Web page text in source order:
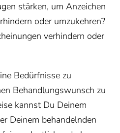
stärken, um Anzeichen
oder umzukehren?
verhindern oder
Bedürfnisse zu
Behandlungswunsch zu
kannst Du Deinem
Deinem behandelnden